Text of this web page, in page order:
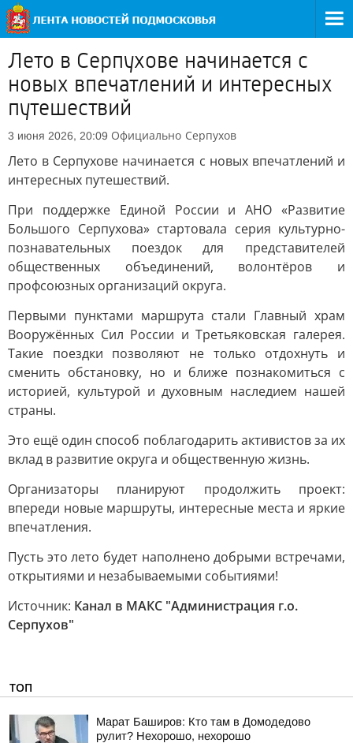
Лето в Серпухове начинается с
новых впечатлений и интересных
путешествий
3 июня 2026, 20:09 Официально Серпухов
Лето в Серпухове начинается с новых впечатлений и
интересных путешествий.
При поддержке Единой России и АНО «Развитие
Большого Серпухова» стартовала серия культурно-
познавательных поездок для представителей
общественных объединений, волонтёров и
профсоюзных организаций округа.
Первыми пунктами маршрута стали Главный храм
Вооружённых Сил России и Третьяковская галерея.
Такие поездки позволяют не только отдохнуть и
сменить обстановку, но и ближе познакомиться с
историей, культурой и духовным наследием нашей
страны.
Это ещё один способ поблагодарить активистов за их
вклад в развитие округа и общественную жизнь.
Организаторы планируют продолжить проект:
впереди новые маршруты, интересные места и яркие
впечатления.
Пусть это лето будет наполнено добрыми встречами,
открытиями и незабываемыми событиями!
Источник: Канал в МАКС "Администрация г.о.
Серпухов"
ТОП
Марат Баширов: Кто там в Домодедово
рулит? Нехорошо, нехорошо